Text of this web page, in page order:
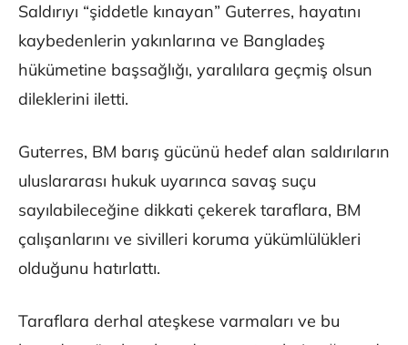
Saldırıyı “şiddetle kınayan” Guterres, hayatını
kaybedenlerin yakınlarına ve Bangladeş
hükümetine başsağlığı, yaralılara geçmiş olsun
dileklerini iletti.
Guterres, BM barış gücünü hedef alan saldırıların
uluslararası hukuk uyarınca savaş suçu
sayılabileceğine dikkati çekerek taraflara, BM
çalışanlarını ve sivilleri koruma yükümlülükleri
olduğunu hatırlattı.
Taraflara derhal ateşkese varmaları ve bu